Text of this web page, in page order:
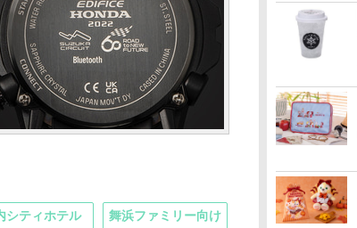
シティホテル 舞浜ファミリー向け